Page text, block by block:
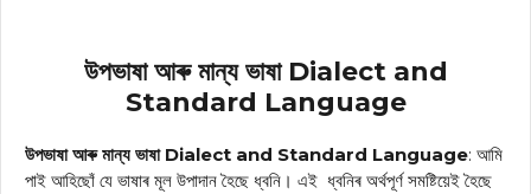
উপভাষা আৰু মান্য ভাষা Dialect and
Standard Language
উপভাষা আৰু মান্য ভাষা Dialect and Standard Language: আমি
পাই আহিছোঁ যে ভাষাৰ মূল উপাদান হৈছে ধ্বনি। এই ধ্বনিৰ অৰ্থপূৰ্ণ সমষ্টিয়েই হৈছে